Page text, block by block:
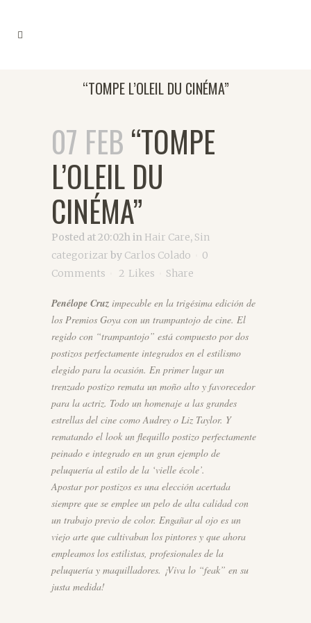
“TOMPE L’OLEIL DU CINÉMA”
07 FEB “TOMPE
L’OLEIL DU
CINÉMA”
Posted at 20:02hin Hair Care, Sin
categorizar by Carlos Colado
0
Comments
2 Likes Share
Penélope Cruz impecable en la trigésima edición de
los Premios Goya con un trampantojo de cine. El
regido con “trampantojo” está compuesto por dos
postizos perfectamente integrados en el estilismo
elegido para la ocasión. En primer lugar un
trenzado postizo remata un moño alto y favorecedor
para la actriz. Todo un homenaje a las grandes
estrellas del cine como Audrey o Liz Taylor. Y
rematando el look un flequillo postizo perfectamente
peinado e integrado en un gran ejemplo de
peluquería al estilo de la ‘vielle école’.
Apostar por postizos es una elección acertada
siempre que se emplee un pelo de alta calidad con
un trabajo previo de color. Engañar al ojo es un
viejo arte que cultivaban los pintores y que ahora
empleamos los estilistas, profesionales de la
peluquería y maquilladores. ¡Viva lo “feak” en su
justa medida!